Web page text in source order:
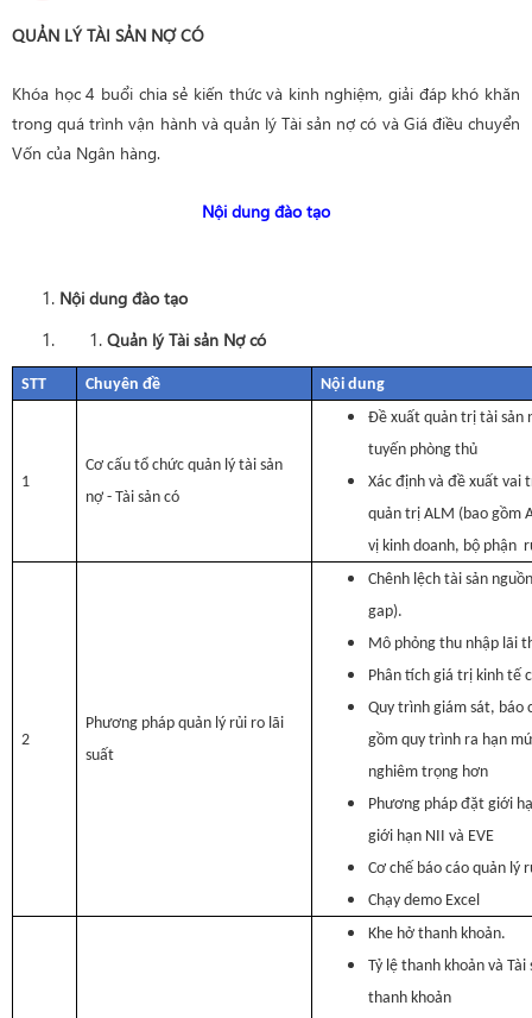
QUẢN LÝ TÀI SẢN NỢ CÓ
Khóa học 4 buổi chia sẻ kiến thức và kinh nghiệm, giải đáp khó khăn
trong quá trình vận hành và quản lý Tài sản nợ có và Giá điều chuyển
Vốn của Ngân hàng.
Nội dung đào tạo
Nội dung đào tạo
Quản lý Tài sản Nợ có
STT Chuyên đề Nội dung
1
Cơ cấu tổ chức quản lý tài sản
nợ - Tài sản có
Đề xuất quản trị tài sản
tuyến phòng thủ
Xác định và đề xuất vai
quản trị ALM (bao gồm
vị kinh doanh, bộ phận
2
Phương pháp quản lý rủi ro lãi
suất
Chênh lệch tài sản
gap).
Mô phỏng thu nhập lãi
Phân tích giá trị kinh tế
Quy trình giám sát, báo
gồm quy trình ra hạn
nghiêm trọng hơn
Phương pháp đặt giới
giới hạn NII và EVE
Cơ chế báo cáo quản lý
Chạy demo Excel
Khe hở thanh khoản.
Tỷ lệ thanh khoản và
thanh khoản